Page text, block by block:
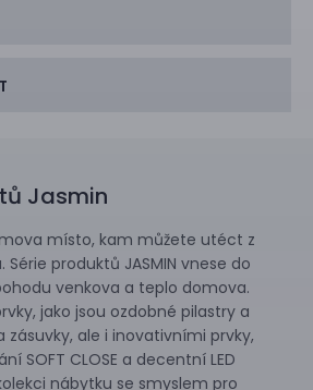
Jasmin
místo, kam můžete utéct z
produktů JASMIN vnese do
venkova a teplo domova.
jako jsou ozdobné pilastry a
zásuvky, ale i inovativními prvky,
SOFT CLOSE a decentní LED
nábytku se smyslem pro